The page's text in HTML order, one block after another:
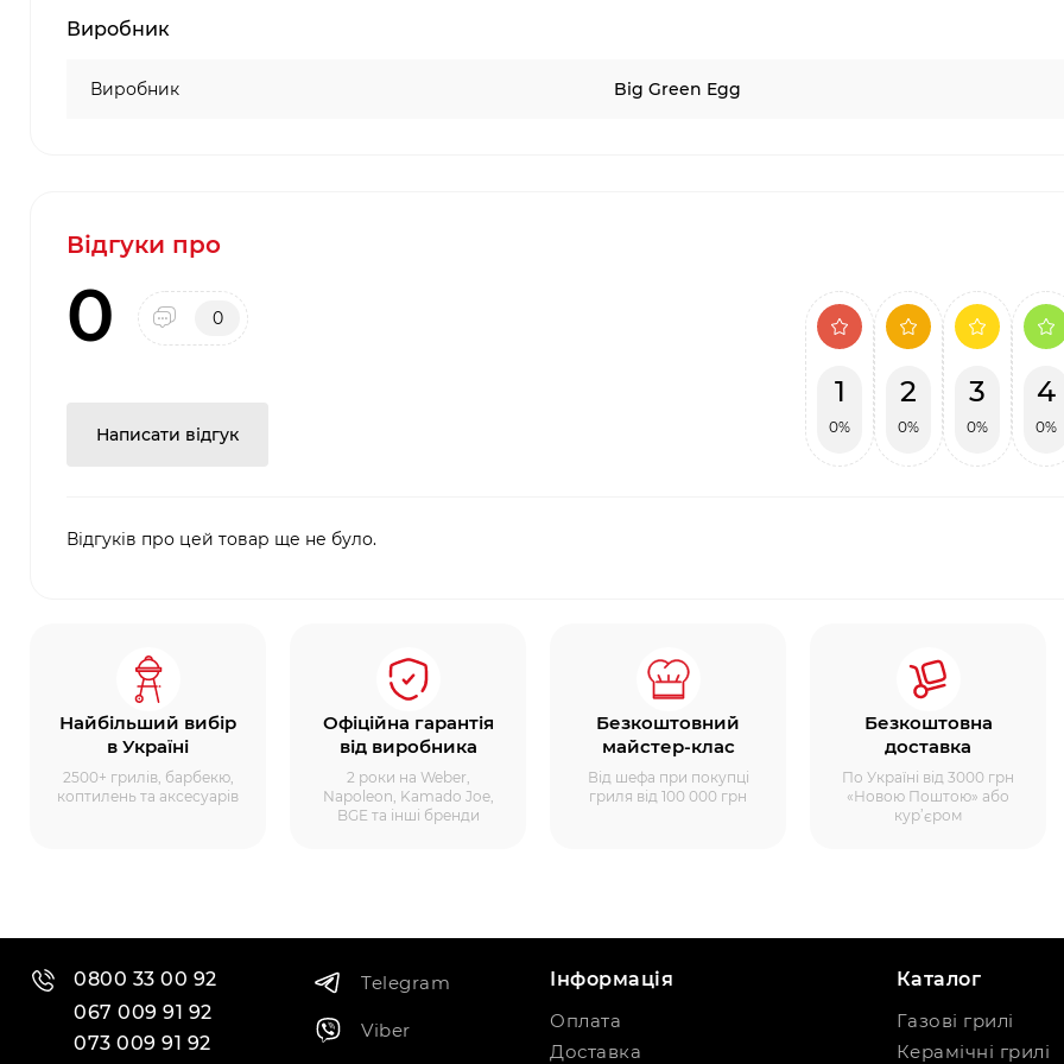
Виробник
Виробник Big Green Egg
Відгуки про
0 0
Написати відгук
1
0%
2
0%
3
0%
4
0%
Відгуків про цей товар ще не було.
Найбільший вибір
в Україні
2500+ грилів, барбекю,
коптилень та аксесуарів
Офіційна гарантія
від виробника
2 роки на Weber,
Napoleon, Kamado Joe,
BGE та інші бренди
Безкоштовний
майстер-клас
Від шефа при покупці
гриля від 100 000 грн
Безкоштовна
доставка
По Україні від 3000 грн
«Новою Поштою» або
кур’єром
0800 33 00 92
067 009 91 92
073 009 91 92
Telegram
Viber
Інформація
Оплата
Доставка
Каталог
Газові грилі
Керамічні грилі